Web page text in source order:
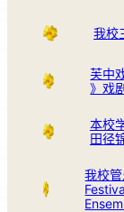
我校
芙中
》戏
本校
田径
我校